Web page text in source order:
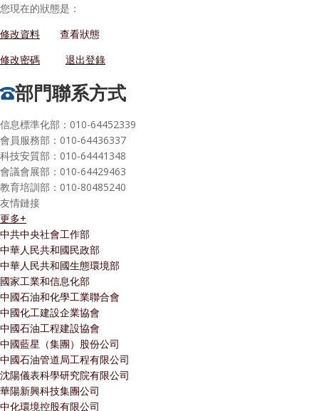
您現在的狀態是：
修改資料
查看狀態
修改密碼
退出登錄
部門聯系方式
信息標準化部：010-64452339
會員服務部：010-64436337
科技安質部：010-64441348
會議會展部：010-64429463
教育培訓部：010-80485240
友情鏈接
更多+
中共中央社會工作部
中華人民共和國民政部
中華人民共和國生態環境部
國家工業和信息化部
中國石油和化學工業聯合會
中國化工建設企業協會
中國石油工程建設協會
中國藍星（集團）股份公司
中國石油管道局工程有限公司
沈陽儀表科學研究院有限公司
華陽新興科技集團公司
中化環境控股有限公司